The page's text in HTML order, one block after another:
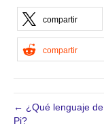
compartir
compartir
← ¿Qué lenguaje
Pi?